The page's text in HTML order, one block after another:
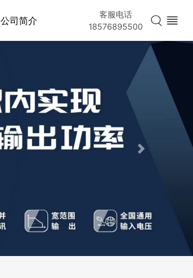
公司简介
客服电话
18576895500
Next